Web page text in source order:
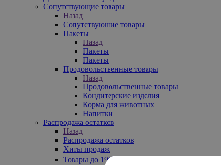
Сопутствующие товары
Назад
Сопутствующие товары
Пакеты
Назад
Пакеты
Пакеты
Продовольственные товары
Назад
Продовольственные товары
Кондитерские изделия
Корма для животных
Напитки
Распродажа остатков
Назад
Распродажа остатков
Хиты продаж
Товары до 199₽